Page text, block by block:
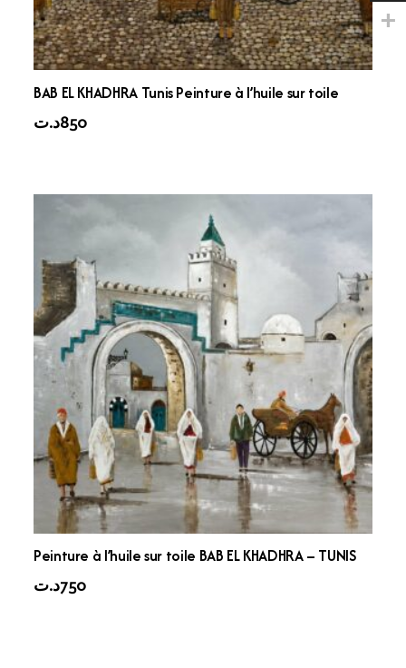
BAB EL KHADHRA Tunis Peinture à l’huile sur toile
850د.ت
Peinture à l’huile sur toile BAB EL KHADHRA – TUNIS
750د.ت